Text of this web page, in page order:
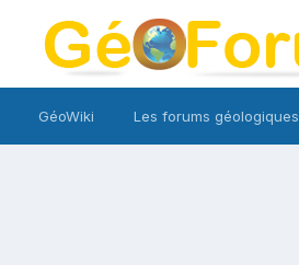
GéoWiki Les forums géologiques